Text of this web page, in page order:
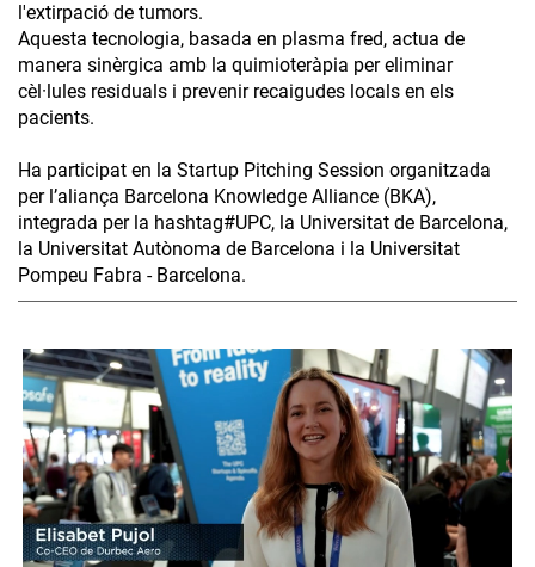
l'extirpació de tumors.
Aquesta tecnologia, basada en plasma fred, actua de
manera sinèrgica amb la quimioteràpia per eliminar
cèl·lules residuals i prevenir recaigudes locals en els
pacients.
Ha participat en la Startup Pitching Session organitzada
per l’aliança Barcelona Knowledge Alliance (BKA),
integrada per la hashtag#UPC, la Universitat de Barcelona,
la Universitat Autònoma de Barcelona i la Universitat
Pompeu Fabra - Barcelona.